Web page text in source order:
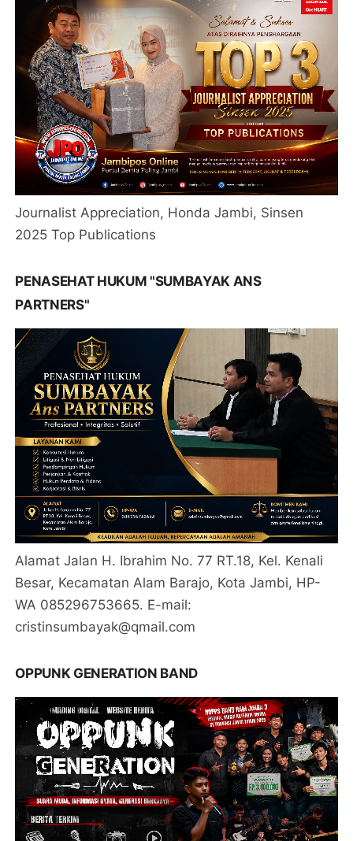
Journalist Appreciation, Honda Jambi, Sinsen
2025 Top Publications
PENASEHAT HUKUM "SUMBAYAK ANS
PARTNERS"
Alamat Jalan H. Ibrahim No. 77 RT.18, Kel. Kenali
Besar, Kecamatan Alam Barajo, Kota Jambi, HP-
WA 085296753665. E-mail:
cristinsumbayak@qmail.com
OPPUNK GENERATION BAND